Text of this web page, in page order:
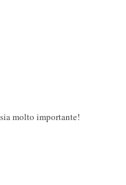
molto importante!